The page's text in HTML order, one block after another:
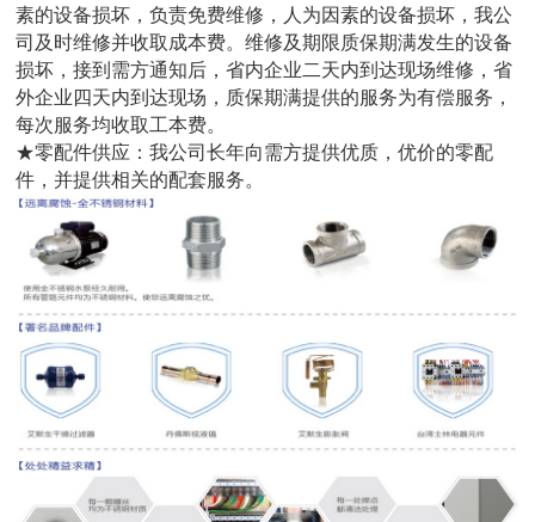
素的设备损坏，负责免费维修，人为因素的设备损坏，我公
司及时维修并收取成本费。维修及期限质保期满发生的设备
损坏，接到需方通知后，省内企业二天内到达现场维修，省
外企业四天内到达现场，质保期满提供的服务为有偿服务，
每次服务均收取工本费。
★零配件供应：我公司长年向需方提供优质，优价的零配
件，并提供相关的配套服务。